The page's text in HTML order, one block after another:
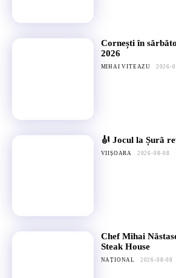
Cornești în
2026
MIHAI VITEAZU 2026-
🎻 Jocul la Șură
VIIȘOARA 2026-08-08
Chef Mihai
Steak House
NAȚIONAL 2026-08-08